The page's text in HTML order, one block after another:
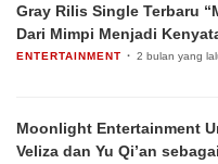
Gray Rilis Single Terbaru
Dari Mimpi Menjadi
ENTERTAINMENT 2 bulan yang
Moonlight Entertainment
Veliza dan Yu Qi’an